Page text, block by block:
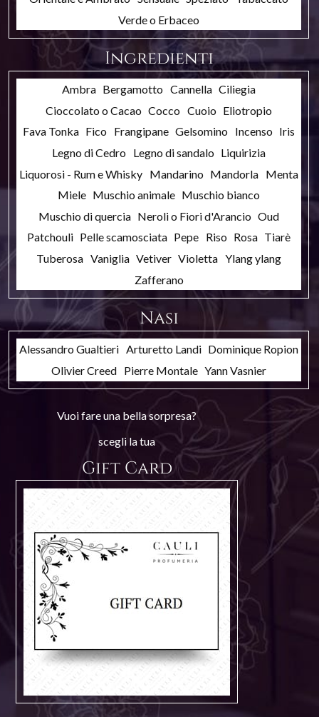
Verde o Erbaceo
Ingredienti
Ambra Bergamotto Cannella Ciliegia
Cioccolato o Cacao Cocco Cuoio Eliotropio
Fava Tonka Fico Frangipane Gelsomino Incenso Iris
Legno di Cedro Legno di sandalo Liquirizia
Liquorosi - Rum e Whisky Mandarino Mandorla Menta
Miele Muschio animale Muschio bianco
Muschio di quercia Neroli o Fiori d'Arancio Oud
Patchouli Pelle scamosciata Pepe Riso Rosa Tiarè
Tuberosa Vaniglia Vetiver Violetta Ylang ylang
Zafferano
Nasi
Alessandro Gualtieri Arturetto Landi Dominique Ropion
Olivier Creed Pierre Montale Yann Vasnier
Vuoi fare una bella sorpresa?
scegli la tua
Gift Card